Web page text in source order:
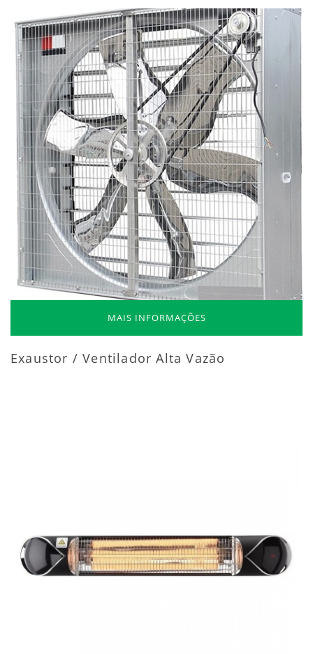
MAIS INFORMAÇÕES
Exaustor / Ventilador Alta Vazão